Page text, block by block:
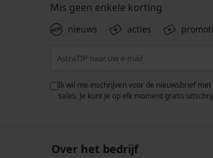
Mis geen enkele korting
nieuws acties
Ik wil me inschrijven voor de nieuwsbrief
sales. Je kunt je op elk moment gratis
Over het bedrijf